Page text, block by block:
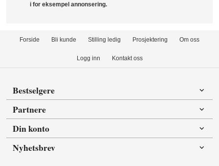
i for eksempel annonsering.
Forside Bli kunde Stilling ledig Prosjektering Om oss
Logg inn Kontakt oss
Bestselgere
Partnere
Din konto
Nyhetsbrev